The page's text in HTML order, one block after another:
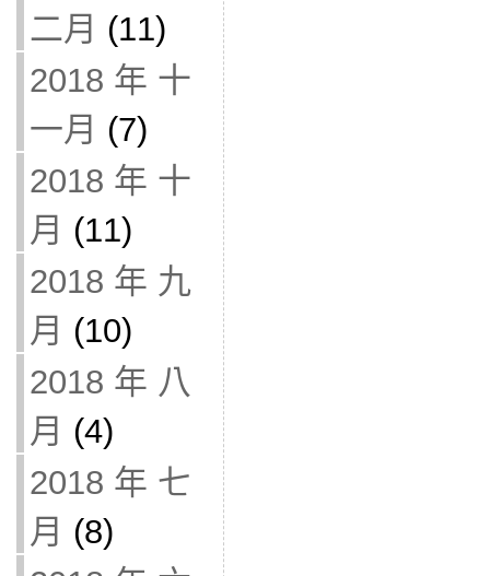
二月 (11)
2018 年 十
一月 (7)
2018 年 十
月 (11)
2018 年 九
月 (10)
2018 年 八
月 (4)
2018 年 七
月 (8)